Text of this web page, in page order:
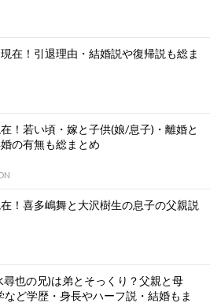
在！引退理由・結婚説や復帰説も総ま
！若い頃・嫁と子供(娘/息子)・離婚と
の有無も総まとめ
！喜多嶋舞と大沢樹生の息子の父親説
尋也の兄)は弟とそっくり？父親と母
ど学歴・身長やハーフ説・結婚もま